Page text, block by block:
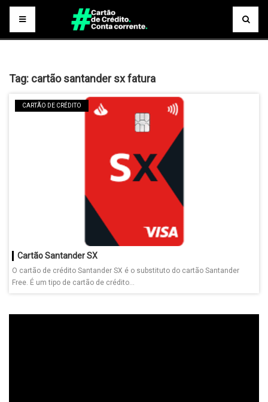
Tag: cartão santander sx fatura
CARTÃO DE CRÉDITO
Cartão Santander SX
O cartão de crédito Santander SX é o substituto do cartão Santander
Free. É um tipo de cartão de crédito...